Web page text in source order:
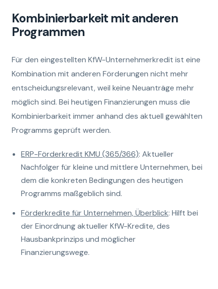
Kombinierbarkeit mit anderen
Programmen
Für den eingestellten KfW-Unternehmerkredit ist eine
Kombination mit anderen Förderungen nicht mehr
entscheidungsrelevant, weil keine Neuanträge mehr
möglich sind. Bei heutigen Finanzierungen muss die
Kombinierbarkeit immer anhand des aktuell gewählten
Programms geprüft werden.
ERP-Förderkredit KMU (365/366): Aktueller
Nachfolger für kleine und mittlere Unternehmen, bei
dem die konkreten Bedingungen des heutigen
Programms maßgeblich sind.
Förderkredite für Unternehmen, Überblick: Hilft bei
der Einordnung aktueller KfW-Kredite, des
Hausbankprinzips und möglicher
Finanzierungswege.